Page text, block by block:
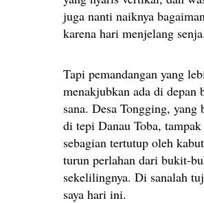
juga nanti naiknya
karena hari menjelang senja.
Tapi pemandangan yang
menakjubkan ada di depan
sana. Desa Tongging, yang
di tepi Danau Toba, tampak
sebagian tertutup oleh
turun perlahan dari bukit-
sekelilingnya. Di sanalah
saya hari ini.